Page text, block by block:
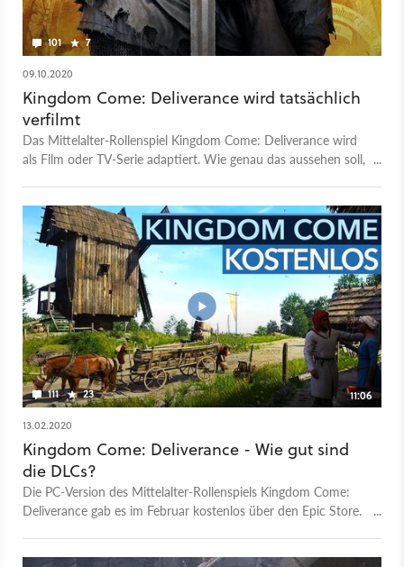
101 7
09.10.2020
Kingdom Come: Deliverance wird tatsächlich
verfilmt
Das Mittelalter-Rollenspiel Kingdom Come: Deliverance wird
als Film oder TV-Serie adaptiert. Wie genau das aussehen soll,
111 23
11:06
13.02.2020
Kingdom Come: Deliverance - Wie gut sind
die DLCs?
Die PC-Version des Mittelalter-Rollenspiels Kingdom Come:
Deliverance gab es im Februar kostenlos über den Epic Store.